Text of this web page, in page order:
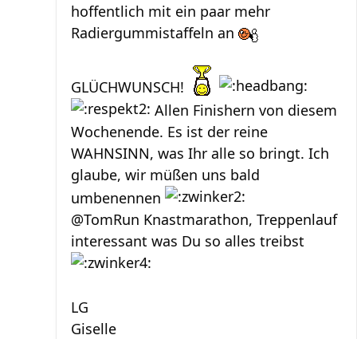
hoffentlich mit ein paar mehr
Radiergummistaffeln an
GLÜCHWUNSCH!
Allen Finishern von diesem
Wochenende. Es ist der reine
WAHNSINN, was Ihr alle so bringt. Ich
glaube, wir müßen uns bald
umbenennen
@TomRun Knastmarathon, Treppenlauf
interessant was Du so alles treibst
LG
Giselle